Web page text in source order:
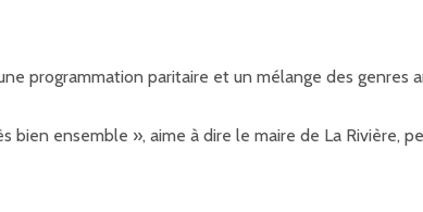
programmation paritaire et un mélange des genres
ensemble », aime à dire le maire de La Rivière,